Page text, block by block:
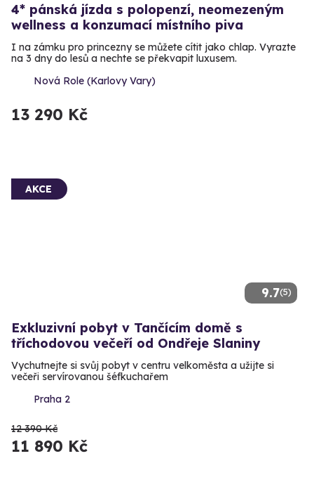
4* pánská jízda s polopenzí, neomezeným
wellness a konzumací místního piva
I na zámku pro princezny se můžete cítit jako chlap. Vyrazte
na 3 dny do lesů a nechte se překvapit luxusem.
Nová Role (Karlovy Vary)
13 290 Kč
9.7(5)
AKCE
Exkluzivní pobyt v Tančícím domě s
tříchodovou večeří od Ondřeje Slaniny
Vychutnejte si svůj pobyt v centru velkoměsta a užijte si
večeři servírovanou šéfkuchařem
Praha 2
12 390 Kč
11 890 Kč